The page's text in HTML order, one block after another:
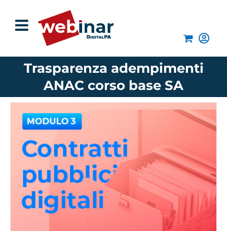
contenuto
Trasparenza adempimenti
ANAC corso base SA